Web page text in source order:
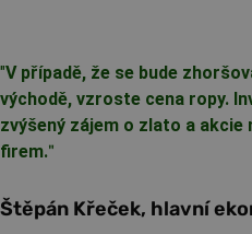
"V případě, že se bude
východě, vzroste cena ropy.
zvýšený zájem o zlato a
firem."
Štěpán Křeček, hlavní